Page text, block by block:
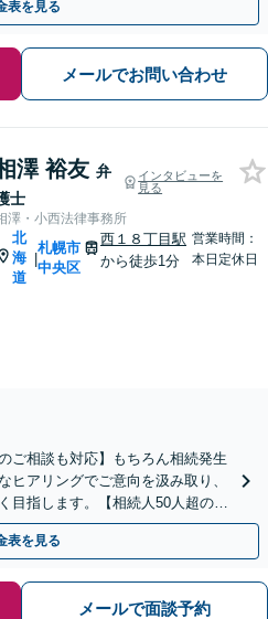
表を見る
メールでお問い合わせ
澤 裕友 弁
士
インタビューを
見る
澤・小西法律事務所
北
海
道
|
札幌市
中央区
西１８丁目駅
から徒歩1分
営業時間：
本日定休日
ご相談も対応】もちろん相続発生
ヒアリングでご意向を汲み取り、
目指します。【相続人50人超の交
丁目駅徒歩1分】
表を見る
メールで面談予約